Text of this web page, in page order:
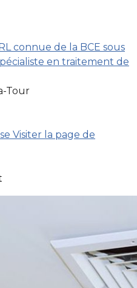
connue de la BCE sous
en traitement de
Tour
Visiter la page de